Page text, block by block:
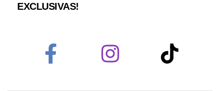
EXCLUSIVAS!